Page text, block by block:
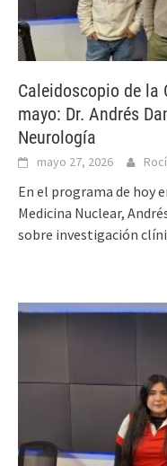
Caleidoscopio de la
mayo: Dr. Andrés
Neurología
mayo 27, 2026
En el programa de hoy
Medicina Nuclear,
sobre investigación